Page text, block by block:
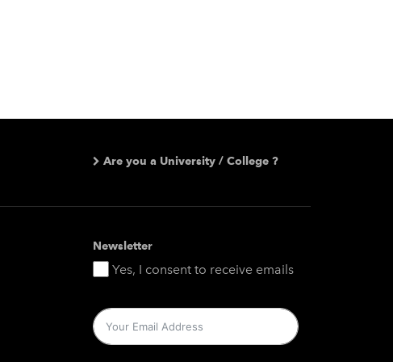
Are you a University / College ?
Newsletter
Yes, I consent to receive emails